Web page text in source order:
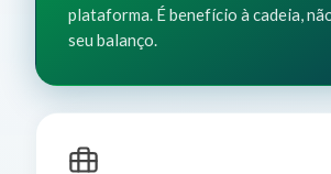
plataforma. É benefício à cadeia,
seu balanço.